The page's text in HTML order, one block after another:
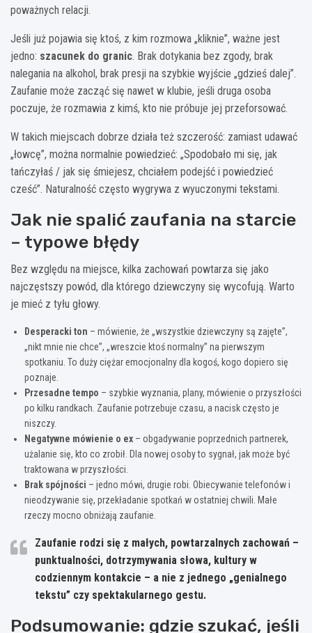
poważnych relacji.
Jeśli już pojawia się ktoś, z kim rozmowa „kliknie”, ważne jest
jedno: szacunek do granic. Brak dotykania bez zgody, brak
nalegania na alkohol, brak presji na szybkie wyjście „gdzieś dalej”.
Zaufanie może zacząć się nawet w klubie, jeśli druga osoba
poczuje, że rozmawia z kimś, kto nie próbuje jej przeforsować.
W takich miejscach dobrze działa też szczerość: zamiast udawać
„łowcę”, można normalnie powiedzieć: „Spodobało mi się, jak
tańczyłaś / jak się śmiejesz, chciałem podejść i powiedzieć
cześć”. Naturalność często wygrywa z wyuczonymi tekstami.
Jak nie spalić zaufania na starcie
– typowe błędy
Bez względu na miejsce, kilka zachowań powtarza się jako
najczęstszy powód, dla którego dziewczyny się wycofują. Warto
je mieć z tyłu głowy.
Desperacki ton – mówienie, że „wszystkie dziewczyny są zajęte”,
„nikt mnie nie chce”, „wreszcie ktoś normalny” na pierwszym
spotkaniu. To duży ciężar emocjonalny dla kogoś, kogo dopiero się
poznaje.
Przesadne tempo – szybkie wyznania, plany, mówienie o przyszłości
po kilku randkach. Zaufanie potrzebuje czasu, a nacisk często je
niszczy.
Negatywne mówienie o ex – obgadywanie poprzednich partnerek,
użalanie się, kto co zrobił. Dla nowej osoby to sygnał, jak może być
traktowana w przyszłości.
Brak spójności – jedno mówi, drugie robi. Obiecywanie telefonów i
nieodzywanie się, przekładanie spotkań w ostatniej chwili. Małe
rzeczy mocno obniżają zaufanie.
Zaufanie rodzi się z małych, powtarzalnych zachowań –
punktualności, dotrzymywania słowa, kultury w
codziennym kontakcie – a nie z jednego „genialnego
tekstu” czy spektakularnego gestu.
Podsumowanie: gdzie szukać, jeśli